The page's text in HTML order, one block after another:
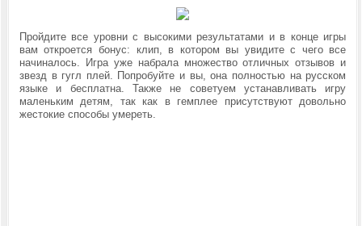
Пройдите все уровни с высокими результатами и в конце игры
вам откроется бонус: клип, в котором вы увидите с чего все
начиналось. Игра уже набрала множество отличных отзывов и
звезд в гугл плей. Попробуйте и вы, она полностью на русском
языке и бесплатна. Также не советуем устанавливать игру
маленьким детям, так как в гемплее присутствуют довольно
жестокие способы умереть.